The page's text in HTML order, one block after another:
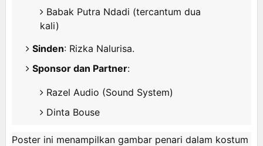
Babak Putra Ndadi (tercantum dua
kali)
Sinden: Rizka Nalurisa.
Sponsor dan Partner:
Razel Audio (Sound System)
Dinta Bouse
Poster ini menampilkan gambar penari dalam kostum